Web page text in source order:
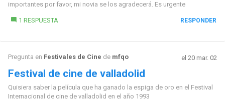
importantes por favor, mi novia se los agradecerá. Es urgente
1 RESPUESTA RESPONDER
Pregunta en Festivales de Cine de mfqo el 20 mar. 02
Festival de cine de valladolid
Quisiera saber la película que ha ganado la espiga de oro en el Festival
Internacional de cine de valladolid en el año 1993